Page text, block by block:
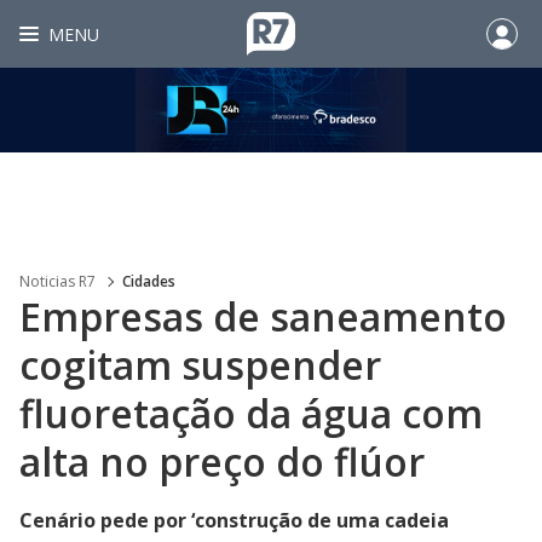
MENU
Noticias R7 Cidades
Empresas de saneamento
cogitam suspender
fluoretação da água com
alta no preço do flúor
Cenário pede por ‘construção de uma cadeia